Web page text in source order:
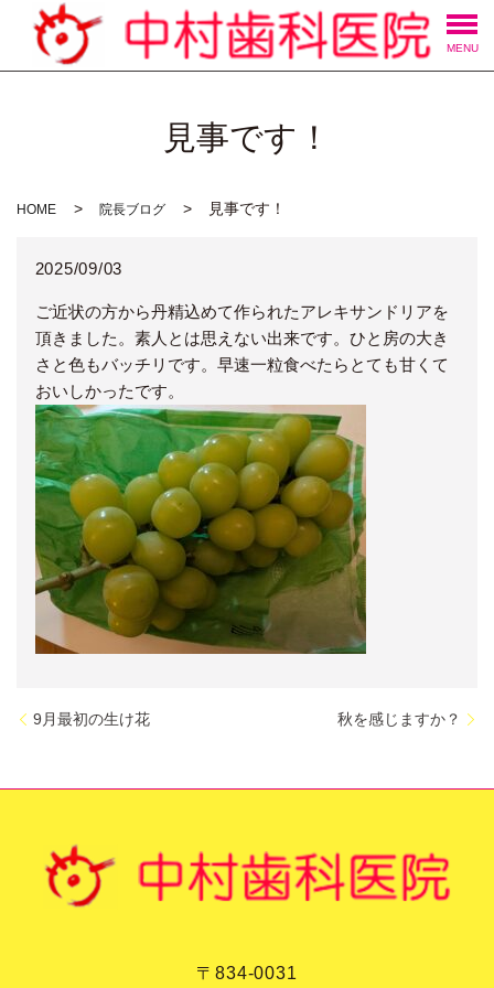
MENU
見事です！
HOME 院長ブログ 見事です！
2025/09/03
ご近状の方から丹精込めて作られたアレキサンドリアを
頂きました。素人とは思えない出来です。ひと房の大き
さと色もバッチリです。早速一粒食べたらとても甘くて
おいしかったです。
9月最初の生け花 秋を感じますか？
〒834-0031